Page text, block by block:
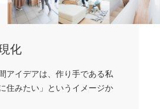
化
アイデアは、作り手である私
住みたい」というイメージか